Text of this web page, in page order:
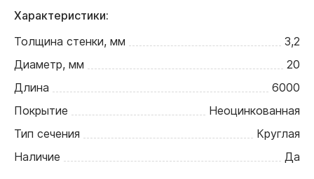
Характеристики:
Толщина стенки, мм
3,2
Диаметр, мм
20
Длина
6000
Покрытие
Неоцинкованная
Тип сечения
Круглая
Наличие
Да